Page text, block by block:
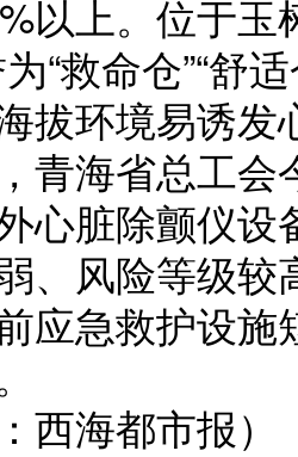
以上。位于
“救命仓”“舒
环境易诱发
青海省总工
心脏除颤仪
、风险等级
应急救护设
海都市报）